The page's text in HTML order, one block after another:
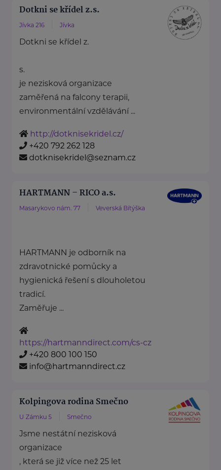
Dotkni se křídel z.s.
Jívka 216 Jívka
Dotkni se křídel z.
s.
je nezisková organizace
zaměřená na falcony terapii,
environmentální vzdělávání ...
http://dotknisekridel.cz/
+420 792 262 128
dotknisekridel@seznam.cz
HARTMANN – RICO a.s.
Masarykovo nám. 77 Veverská Bítýška
HARTMANN je odborník na
zdravotnické pomůcky a
hygienická řešení s dlouholetou
tradicí.
Zaměřuje ...
https://hartmanndirect.com/cs-cz
+420 800 100 150
info@hartmanndirect.cz
Kolpingova rodina Smečno
U Zámku 5 Smečno
Jsme nestátní nezisková
organizace
, která se již více než 25 let